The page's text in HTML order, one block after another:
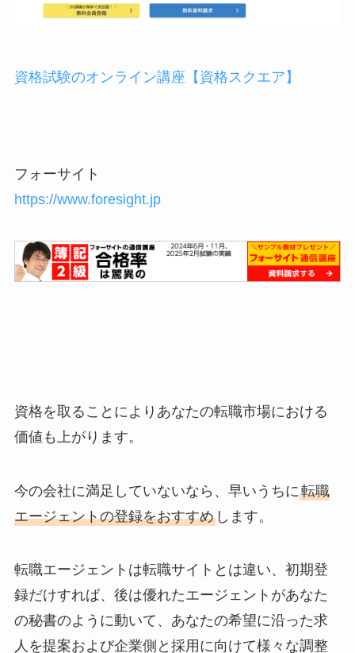
資格試験のオンライン講座【資格スクエア】
フォーサイト
https://www.foresight.jp
資格を取ることによりあなたの転職市場における
価値も上がります。
今の会社に満足していないなら、早いうちに転職
エージェントの登録をおすすめします。
転職エージェントは転職サイトとは違い、初期登
録だけすれば、後は優れたエージェントがあなた
の秘書のように動いて、あなたの希望に沿った求
人を提案および企業側と採用に向けて様々な調整